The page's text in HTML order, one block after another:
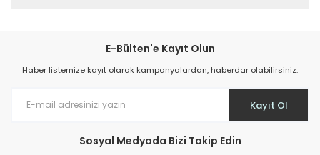
E-Bülten'e Kayıt Olun
Haber listemize kayıt olarak kampanyalardan, haberdar olabilirsiniz.
Kayıt Ol
Sosyal Medyada Bizi Takip Edin